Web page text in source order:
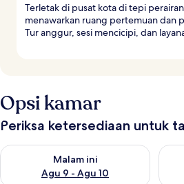
Terletak di pusat kota di tepi
menawarkan ruang pertemuan dan
Tur anggur, sesi mencicipi, dan
Opsi kamar
Periksa ketersediaan untuk
Malam ini
Agu 9 - Agu 10
Periksa ketersediaan untuk malam ini